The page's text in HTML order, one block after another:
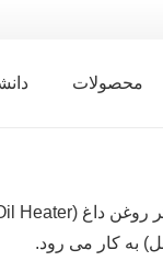
محصولات
به کار می رود.